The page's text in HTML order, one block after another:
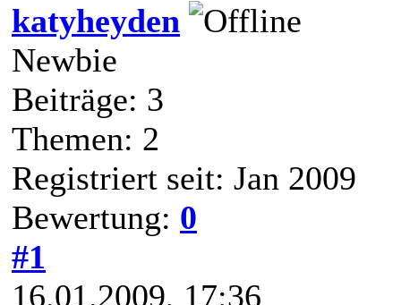
katyheyden
Newbie
Beiträge: 3
Themen: 2
Registriert seit: Jan 2009
Bewertung: 0
#1
16.01.2009, 17:36